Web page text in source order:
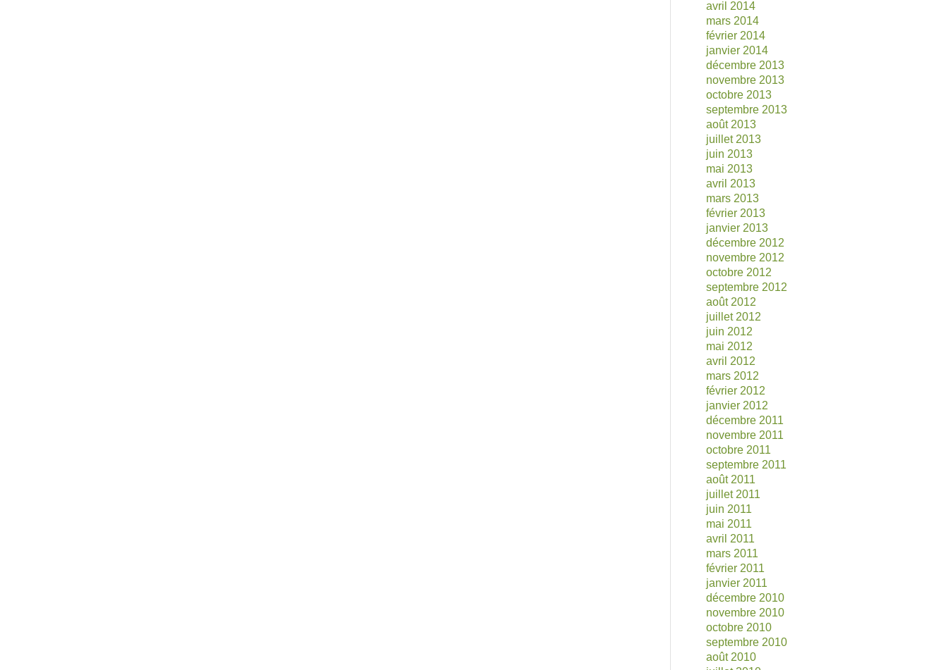
avril 2014
mars 2014
février 2014
janvier 2014
décembre 2013
novembre 2013
octobre 2013
septembre 2013
août 2013
juillet 2013
juin 2013
mai 2013
avril 2013
mars 2013
février 2013
janvier 2013
décembre 2012
novembre 2012
octobre 2012
septembre 2012
août 2012
juillet 2012
juin 2012
mai 2012
avril 2012
mars 2012
février 2012
janvier 2012
décembre 2011
novembre 2011
octobre 2011
septembre 2011
août 2011
juillet 2011
juin 2011
mai 2011
avril 2011
mars 2011
février 2011
janvier 2011
décembre 2010
novembre 2010
octobre 2010
septembre 2010
août 2010